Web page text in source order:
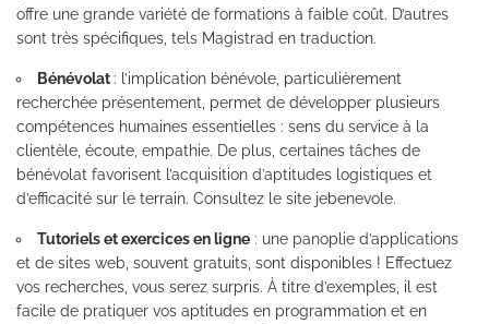
offre une grande variété de formations à faible coût. D’autres
sont très spécifiques, tels Magistrad en traduction.
Bénévolat : l’implication bénévole, particulièrement
recherchée présentement, permet de développer plusieurs
compétences humaines essentielles : sens du service à la
clientèle, écoute, empathie. De plus, certaines tâches de
bénévolat favorisent l’acquisition d’aptitudes logistiques et
d’efficacité sur le terrain. Consultez le site jebenevole.
Tutoriels et exercices en ligne : une panoplie d’applications
et de sites web, souvent gratuits, sont disponibles ! Effectuez
vos recherches, vous serez surpris. À titre d’exemples, il est
facile de pratiquer vos aptitudes en programmation et en